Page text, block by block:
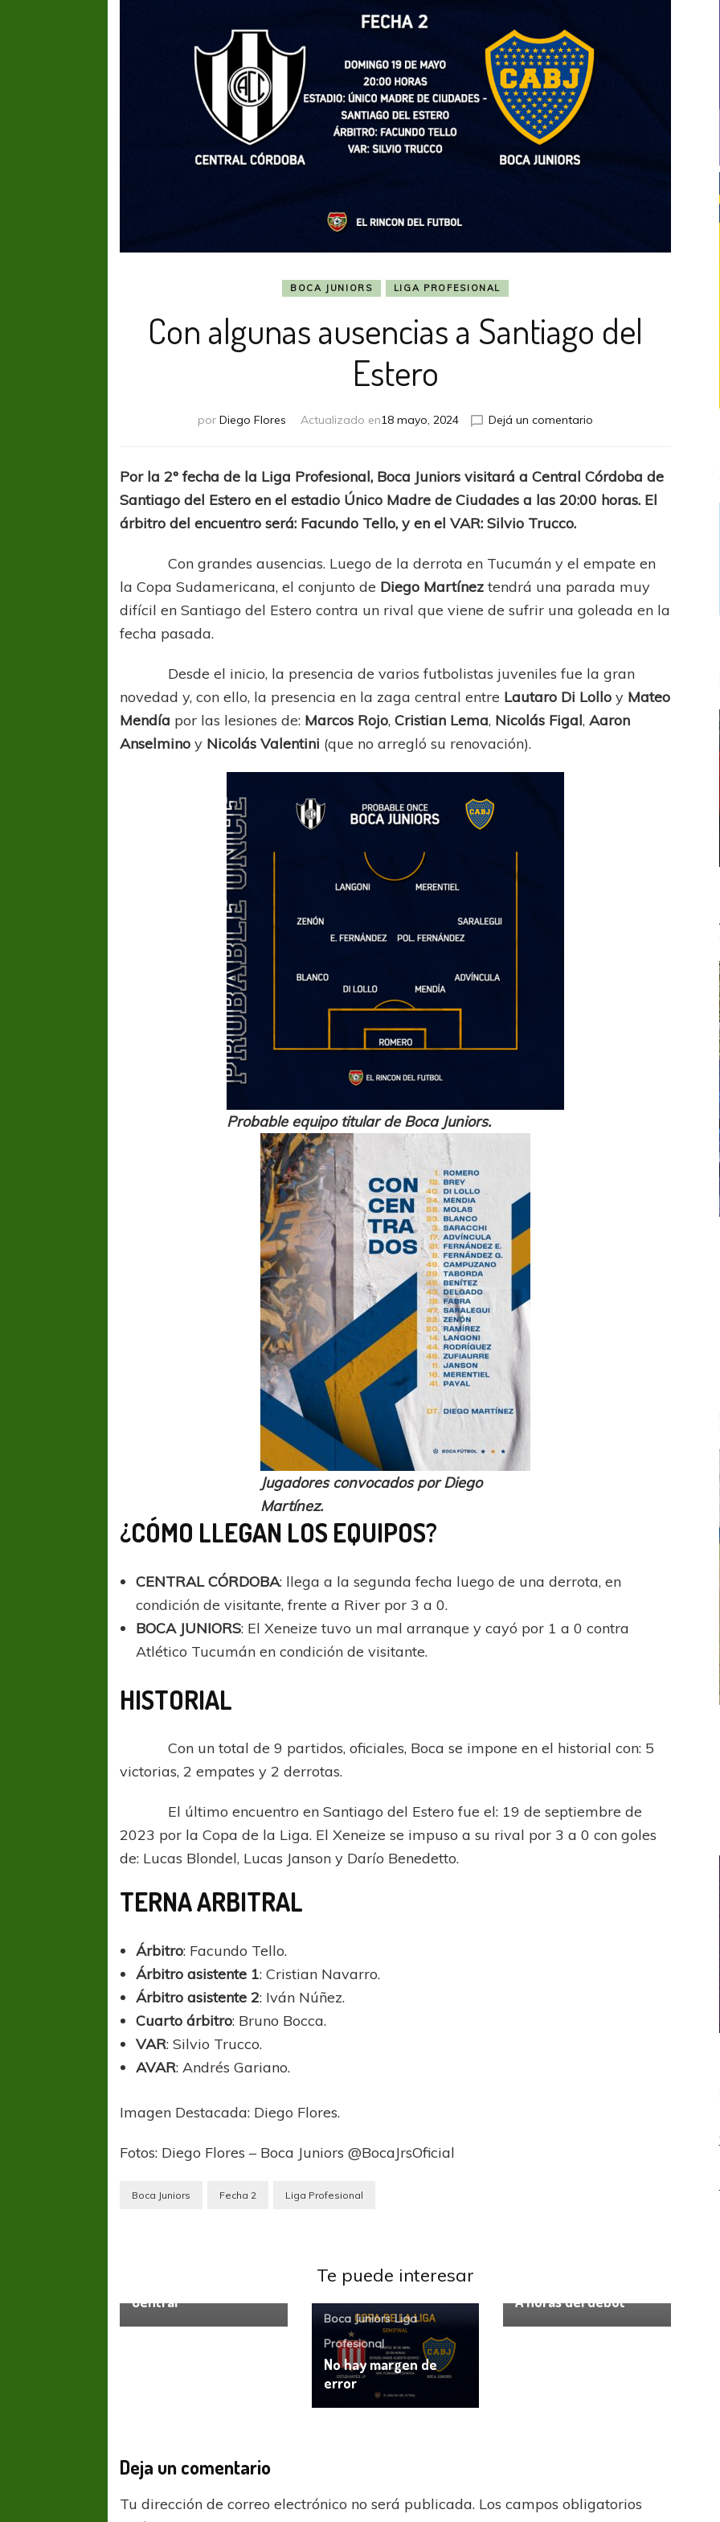
BOCA JUNIORS LIGA PROFESIONAL
Con algunas ausencias a Santiago del
Estero
por Diego Flores Actualizado en18 mayo, 2024 Dejá un comentario
ausencias
a
Santiago
Por la 2° fecha de la Liga Profesional, Boca Juniors visitará a Central Córdoba de
Santiago del Estero en el estadio Único Madre de Ciudades a las 20:00 horas. El
árbitro del encuentro será: Facundo Tello, y en el VAR: Silvio Trucco.
Con grandes ausencias. Luego de la derrota en Tucumán y el empate en
la Copa Sudamericana, el conjunto de Diego Martínez tendrá una parada muy
difícil en Santiago del Estero contra un rival que viene de sufrir una goleada en la
fecha pasada.
Desde el inicio, la presencia de varios futbolistas juveniles fue la gran
novedad y, con ello, la presencia en la zaga central entre Lautaro Di Lollo y Mateo
Mendía por las lesiones de: Marcos Rojo,Cristian Lema, Nicolás Figal,Aaron
Anselmino y Nicolás Valentini (que no arregló su renovación).
Probable equipo titular de Boca Juniors.
Jugadores convocados por Diego
Martínez.
¿CÓMO LLEGAN LOS EQUIPOS?
CENTRAL CÓRDOBA: llega a la segunda fecha luego de una derrota, en
condición de visitante, frente a River por 3 a 0.
BOCA JUNIORS: El Xeneize tuvo un mal arranque y cayó por 1 a 0 contra
Atlético Tucumán en condición de visitante.
HISTORIAL
Con un total de 9 partidos, oficiales, Boca se impone en el historial con: 5
victorias, 2 empates y 2 derrotas.
El último encuentro en Santiago del Estero fue el: 19 de septiembre de
2023 por la Copa de la Liga. El Xeneize se impuso a su rival por 3 a 0 con goles
de: Lucas Blondel, Lucas Janson y Darío Benedetto.
TERNA ARBITRAL
Árbitro: Facundo Tello.
Árbitro asistente 1: Cristian Navarro.
Árbitro asistente 2: Iván Núñez.
Cuarto árbitro: Bruno Bocca.
VAR: Silvio Trucco.
AVAR: Andrés Gariano.
Imagen Destacada: Diego Flores.
Fotos: Diego Flores – Boca Juniors @BocaJrsOficial
Boca Juniors Fecha 2 Liga Profesional
Te puede interesar
Central”
Boca Juniors Liga
Profesional
No hay margen de
error
A horas del debut
Deja un comentario
Tu dirección de correo electrónico no será publicada. Los campos obligatorios
COPA SUDAMERICANA LANÚS
Sur Defendido PSG celebró el bicampeonato
REGIONAL AMATEUR
Ajustada caída de Verónica en Alejandro
REGIONAL AMATEUR
Verónica jugará ante Estrella del Sur en el
LIGA DE LA COSTA